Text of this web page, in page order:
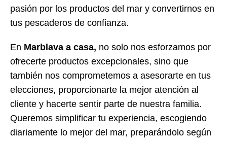
pasión por los productos del mar y convertirnos en
tus pescaderos de confianza.
En Marblava a casa, no solo nos esforzamos por
ofrecerte productos excepcionales, sino que
también nos comprometemos a asesorarte en tus
elecciones, proporcionarte la mejor atención al
cliente y hacerte sentir parte de nuestra familia.
Queremos simplificar tu experiencia, escogiendo
diariamente lo mejor del mar, preparándolo según